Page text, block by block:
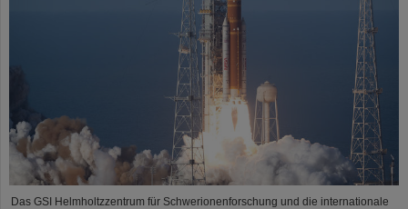
Das GSI Helmholtzzentrum für Schwerionenforschung und die internationale